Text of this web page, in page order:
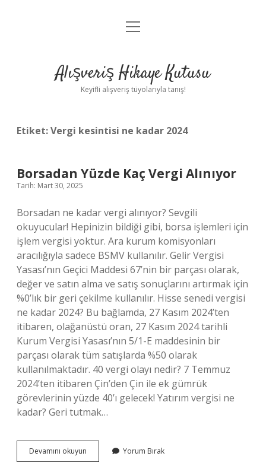
Anasayfa
Yasal Uyarı
menüyü
Alışveriş Hikaye Kutusu
Keyifli alışveriş tüyolarıyla tanış!
Etiket:Vergi kesintisi ne kadar 2024
Borsadan Yüzde Kaç Vergi Alınıyor
Tarih: Mart 30, 2025
Borsadan ne kadar vergi alınıyor? Sevgili
okuyucular! Hepinizin bildiği gibi, borsa işlemleri için
işlem vergisi yoktur. Ara kurum komisyonları
aracılığıyla sadece BSMV kullanılır. Gelir Vergisi
Yasası’nın Geçici Maddesi 67’nin bir parçası olarak,
değer ve satın alma ve satış sonuçlarını artırmak için
%0’lık bir geri çekilme kullanılır. Hisse senedi vergisi
ne kadar 2024? Bu bağlamda, 27 Kasım 2024’ten
itibaren, olağanüstü oran, 27 Kasım 2024 tarihli
Kurum Vergisi Yasası’nın 5/1-E maddesinin bir
parçası olarak tüm satışlarda %50 olarak
kullanılmaktadır. 40 vergi olayı nedir? 7 Temmuz
2024’ten itibaren Çin’den Çin ile ek gümrük
görevlerinin yüzde 40’ı gelecek! Yatırım vergisi ne
kadar? Geri tutmak…
Devamını okuyun Borsadan
Yüzde
Yorum Bırak